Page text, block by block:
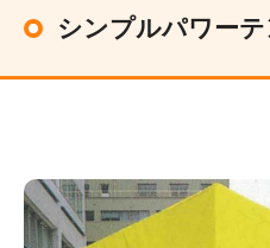
シンプルパワーテ